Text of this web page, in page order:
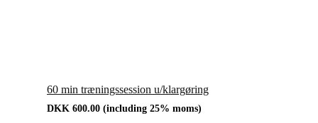
60 min træningssession u/klargøring
DKK 600.00 (including 25% moms)